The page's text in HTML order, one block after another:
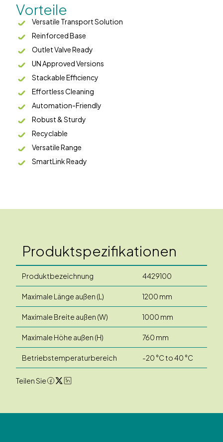
Vorteile
Versatile Transport Solution
Reinforced Base
Outlet Valve Ready
UN Approved Versions
Stackable Efficiency
Effortless Cleaning
Automation-Friendly
Robust & Sturdy
Recyclable
Versatile Range
SmartLink Ready
Produktspezifikationen
Produktbezeichnung 4429100
Maximale Länge außen (L) 1200 mm
Maximale Breite außen (W) 1000 mm
Maximale Höhe außen (H) 760 mm
Betriebstemperaturbereich -20 °C to 40 °C
Teilen Sie